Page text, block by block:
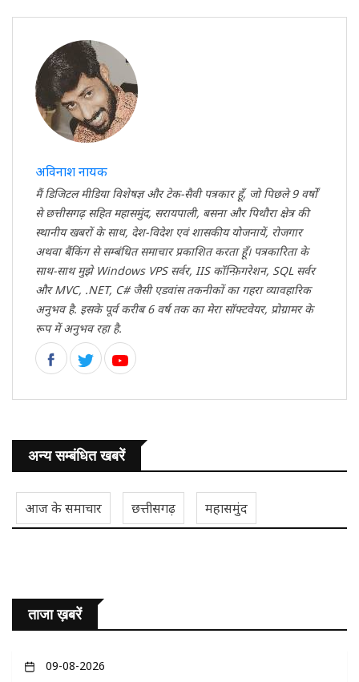
अविनाश नायक
मैं डिजिटल मीडिया विशेषज्ञ और टेक-सैवी पत्रकार हूँ, जो पिछले 9 वर्षों
से छत्तीसगढ़ सहित महासमुंद, सरायपाली, बसना और पिथौरा क्षेत्र की
स्थानीय खबरों के साथ, देश-विदेश एवं शासकीय योजनायें, रोजगार
अथवा बैंकिंग से सम्बंधित समाचार प्रकाशित करता हूँ। पत्रकारिता के
साथ-साथ मुझे Windows VPS सर्वर, IIS कॉन्फ़िगरेशन, SQL सर्वर
और MVC, .NET, C# जैसी एडवांस तकनीकों का गहरा व्यावहारिक
अनुभव है. इसके पूर्व करीब 6 वर्ष तक का मेरा सॉफ्टवेयर, प्रोग्रामर के
रूप में अनुभव रहा है.
अन्य सम्बंधित खबरें
आज के समाचार छत्तीसगढ़ महासमुंद
ताजा ख़बरें
09-08-2026